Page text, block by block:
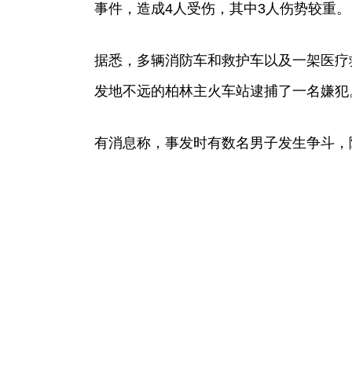
事件，造成4人受伤，其中3人伤势较重。
据悉，多辆消防车和救护车以及一架医
发地不远的柏林主火车站逮捕了一名嫌
有消息称，事发时有数名男子发生争斗